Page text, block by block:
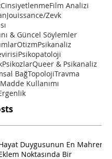
CinsiyetlenmeFilm Analizi
Jouissance/Zevk
& Güncel Söylemler
OtizmPsikanaliz
Psikopatoloji
PsikozlarQueer & Psikanaliz
BağTopolojiTravma
Kullanımı
Duygusunun En Mahrem
Noktasında Bir